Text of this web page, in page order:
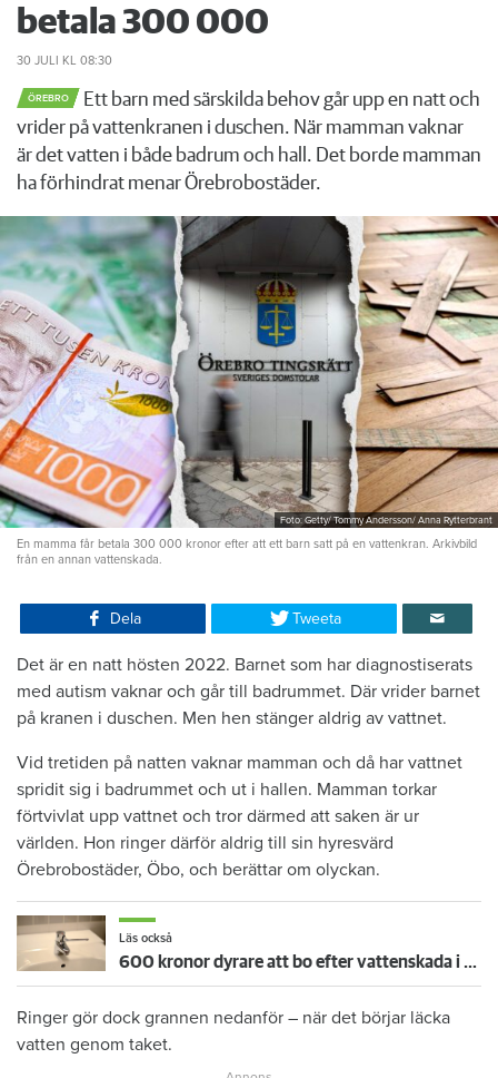
betala 300 000
30 JULI KL 08:30
ÖREBRO
Ett barn med särskilda behov går upp en natt och
vrider på vattenkranen i duschen. När mamman vaknar
är det vatten i både badrum och hall. Det borde mamman
ha förhindrat menar Örebrobostäder.
Foto: Getty/ Tommy Andersson/ Anna Rytterbrant
En mamma får betala 300 000 kronor efter att ett barn satt på en vattenkran. Arkivbild
från en annan vattenskada.
Dela Tweeta
Det är en natt hösten 2022. Barnet som har diagnostiserats
med autism vaknar och går till badrummet. Där vrider barnet
på kranen i duschen. Men hen stänger aldrig av vattnet.
Vid tretiden på natten vaknar mamman och då har vattnet
spridit sig i badrummet och ut i hallen. Mamman torkar
förtvivlat upp vattnet och tror därmed att saken är ur
världen. Hon ringer därför aldrig till sin hyresvärd
Örebrobostäder, Öbo, och berättar om olyckan.
Läs också
600 kronor dyrare att bo efter vattenskada i Varberg
Ringer gör dock grannen nedanför – när det börjar läcka
vatten genom taket.